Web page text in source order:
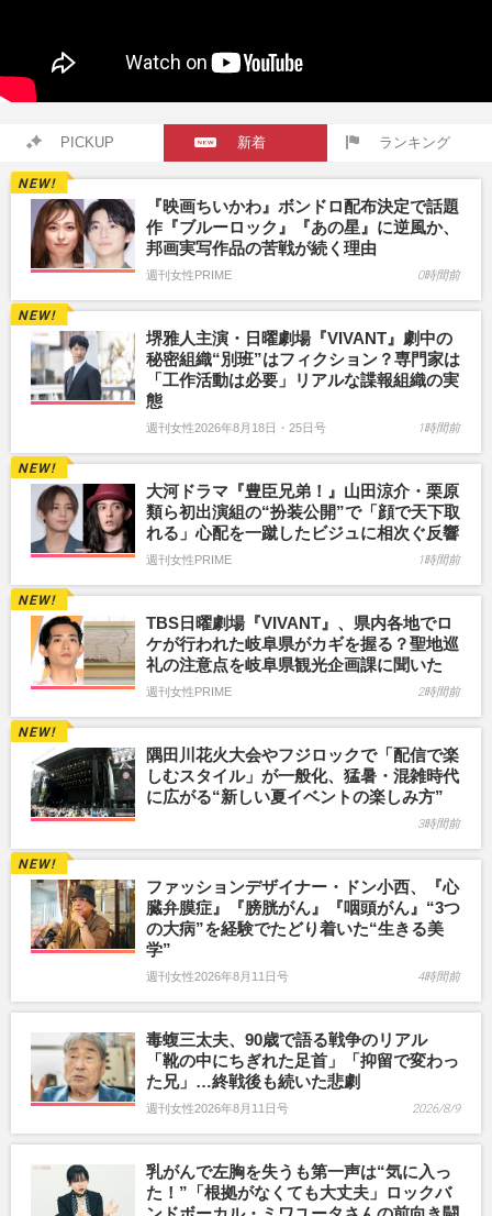
PICKUP 新着 ランキング
『映画ちいかわ』ボンドロ配布決定で話題
作『ブルーロック』『あの星』に逆風か、
邦画実写作品の苦戦が続く理由
週刊女性PRIME 0時間前
堺雅人主演・日曜劇場『VIVANT』劇中の
秘密組織“別班”はフィクション？専門家は
「工作活動は必要」リアルな諜報組織の実
態
週刊女性2026年8月18日・25日号 1時間前
大河ドラマ『豊臣兄弟！』山田涼介・栗原
類ら初出演組の“扮装公開”で「顔で天下取
れる」心配を一蹴したビジュに相次ぐ反響
週刊女性PRIME 1時間前
TBS日曜劇場『VIVANT』、県内各地でロ
ケが行われた岐阜県がカギを握る？聖地巡
礼の注意点を岐阜県観光企画課に聞いた
週刊女性PRIME 2時間前
隅田川花火大会やフジロックで「配信で楽
しむスタイル」が一般化、猛暑・混雑時代
に広がる“新しい夏イベントの楽しみ方”
3時間前
ファッションデザイナー・ドン小西、『心
臓弁膜症』『膀胱がん』『咽頭がん』“3つ
の大病”を経験でたどり着いた“生きる美
学”
週刊女性2026年8月11日号 4時間前
毒蝮三太夫、90歳で語る戦争のリアル
「靴の中にちぎれた足首」「抑留で変わっ
た兄」…終戦後も続いた悲劇
週刊女性2026年8月11日号 2026/8/9
乳がんで左胸を失うも第一声は“気に入っ
た！”「根拠がなくても大丈夫」ロックバ